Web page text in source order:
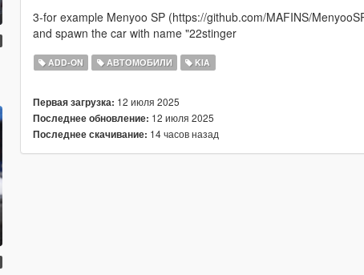
3-for example Menyoo SP (https://github.com/MAFINS/
and spawn the car with name "22stinger
ADD-ON АВТОМОБИЛИ KIA
Первая загрузка: 12 июля 2025
Последнее обновление: 12 июля 2025
Последнее скачивание: 14 часов назад